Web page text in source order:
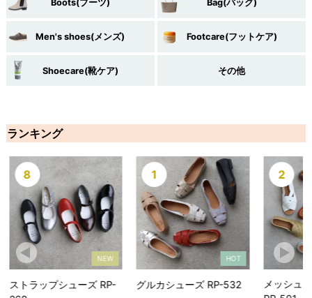
Boots(ブーツ) Bag(バッグ)
Men's shoes(メンズ) Footcare(フットケア)
Shoecare(靴ケア) その他
ランキング
8
NEW
トラップシューズ RP-
1
HOT
グルカシューズ RP-532
2
メッシュオー